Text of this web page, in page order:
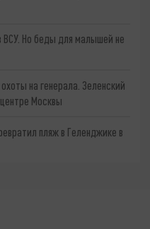
ВСУ. Но беды для малышей не
на генерала. Зеленский
Москвы
пляж в Геленджике в